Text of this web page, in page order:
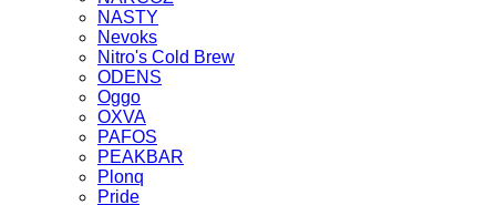
NASTY
Nevoks
Nitro's Cold Brew
ODENS
Oggo
OXVA
PAFOS
PEAKBAR
Plonq
Pride